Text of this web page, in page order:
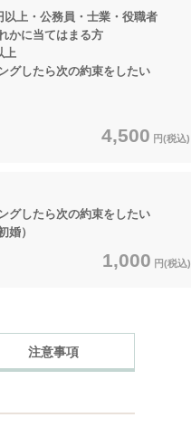
上・公務員・士業・役職者
てはまる方
したら次の約束をしたい
4,500 円(税込)
したら次の約束をしたい
）
1,000 円(税込)
注意事項